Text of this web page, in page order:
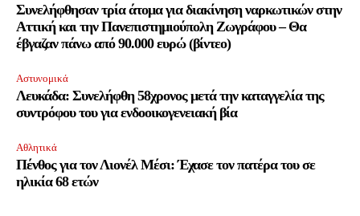
Συνελήφθησαν τρία άτομα για διακίνηση ναρκωτικών στην
Αττική και την Πανεπιστημιούπολη Ζωγράφου – Θα
έβγαζαν πάνω από 90.000 ευρώ (βίντεο)
Αστυνομικά
Λευκάδα: Συνελήφθη 58χρονος μετά την καταγγελία της
συντρόφου του για ενδοοικογενειακή βία
Αθλητικά
Πένθος για τον Λιονέλ Μέσι: Έχασε τον πατέρα του σε
ηλικία 68 ετών